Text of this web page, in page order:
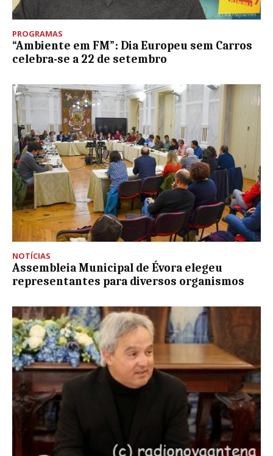
PROGRAMAS
“Ambiente em FM”: Dia Europeu sem Carros
celebra-se a 22 de setembro
NOTÍCIAS
Assembleia Municipal de Évora elegeu
representantes para diversos organismos